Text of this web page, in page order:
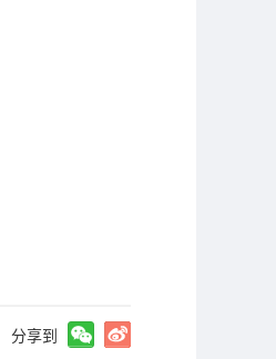
分享到